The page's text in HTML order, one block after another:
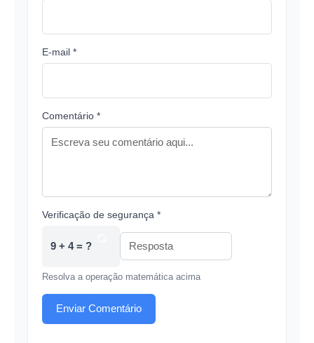
E-mail *
Comentário *
Verificação de segurança *
9 + 4 = ?
Resolva a operação matemática acima
Enviar Comentário